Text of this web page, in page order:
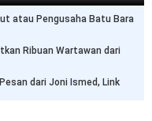
atau Pengusaha Batu Bara
Ribuan Wartawan dari
dari Joni Ismed, Link